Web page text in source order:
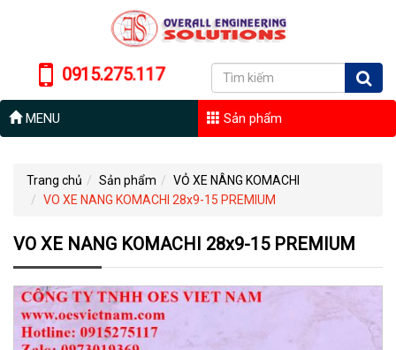
0915.275.117
MENU Sản phẩm
Trang chủ Sản phẩm
VỎ XE NÂNG KOMACHI
VO XE NANG KOMACHI 28x9-15 PREMIUM
VO XE NANG KOMACHI 28x9-15 PREMIUM